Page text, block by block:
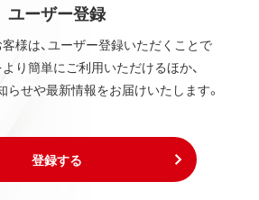
ユーザー登録
様は、ユーザー登録いただくことで
り簡単にご利用いただけるほか、
らせや最新情報をお届けいたします。
登録する